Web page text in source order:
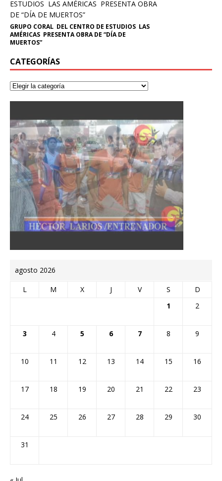
GRUPO CORAL DEL CENTRO DE ESTUDIOS LAS
AMÉRICAS PRESENTA OBRA DE “DÍA DE
MUERTOS”
CATEGORÍAS
agosto 2026
L M X J V S
D
1
2
3 4 5 6 7 8 9
10 11 12 13 14 15 16
17 18 19 20 21 22 23
24 25 26 27 28 29 30
31